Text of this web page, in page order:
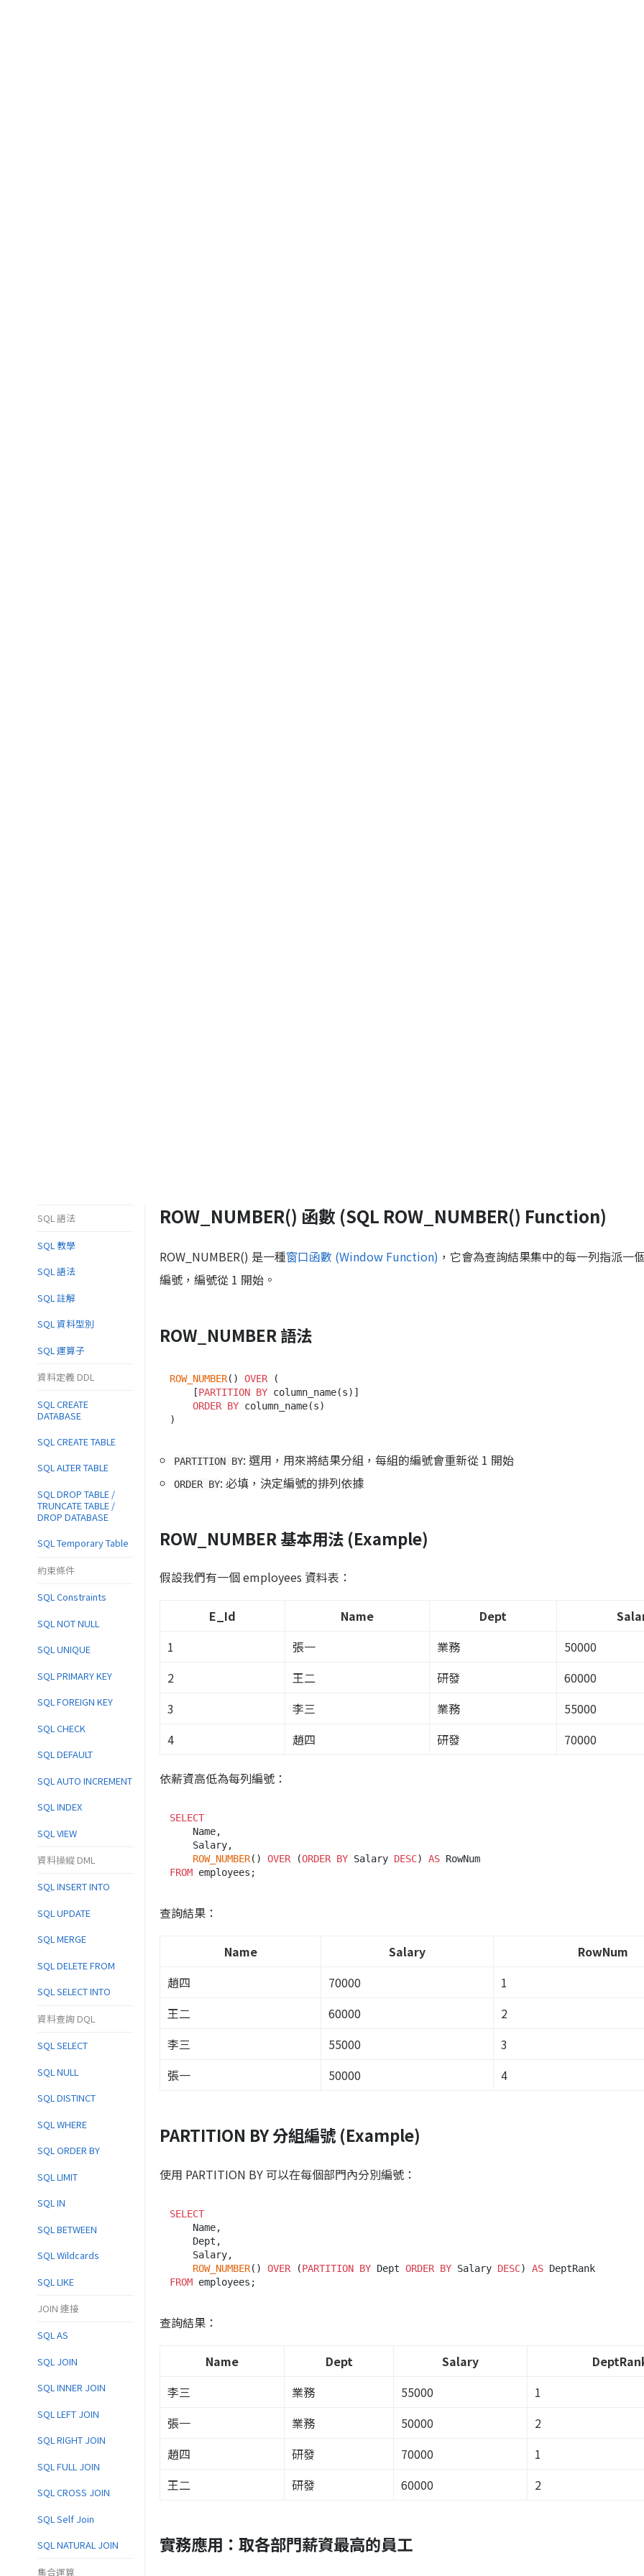
ROW_NUMBER() 函數 (SQL ROW_NUMBER() Function)
ROW_NUMBER() 是一種窗口函數 (Window Function) ，它會為查詢結果集中的每一列指派一
編號，編號從 1 開始。
ROW_NUMBER 語法
ROW_NUMBER() OVER (
    [
PARTITION BY column_name(s)]
ORDER BY column_name(s)
PARTITION BY: 選用，用來將結果分組，每組的編號會重新從 1 開始
ORDER BY: 必填，決定編號的排列依據
ROW_NUMBER 基本用法 (Example)
假設我們有一個 employees 資料表：
E_Id Name Dept
1
張一 業務
50000
2
王二 研發
60000
3
李三 業務
55000
4
趙四 研發 70000
依薪資高低為每列編號：
SELECT
ROW_NUMBER() OVER (ORDER BY Salary DESC) AS
FROM
查詢結果：
Name Salary
RowNum
趙四
70000
1
王二
60000
2
李三
55000
3
張一
50000 4
PARTITION BY 分組編號 (Example)
使用 PARTITION BY 可以在每個部門內分別編號：
SELECT
ROW_NUMBER() OVER (PARTITION BY Dept ORDER BY Salary DESC) AS
FROM
查詢結果：
Name Dept Salary
李三
業務 55000
1
張一
業務 50000
2
趙四
研發 70000
1
王二
研發 60000 2
實務應用：取各部門薪資最高的員工
SQL 語法
SQL 教學
SQL 語法
SQL 註解
SQL 資料型別
SQL 運算子
資料定義 DDL
SQL CREATE
DATABASE
SQL CREATE TABLE
SQL ALTER TABLE
SQL DROP TABLE /
TRUNCATE TABLE /
DROP DATABASE
SQL Temporary Table
約束條件
SQL Constraints
SQL NOT NULL
SQL UNIQUE
SQL PRIMARY KEY
SQL FOREIGN KEY
SQL CHECK
SQL DEFAULT
SQL AUTO INCREMENT
SQL INDEX
SQL VIEW
資料操縱 DML
SQL INSERT INTO
SQL UPDATE
SQL MERGE
SQL DELETE FROM
SQL SELECT INTO
資料查詢 DQL
SQL SELECT
SQL NULL
SQL DISTINCT
SQL WHERE
SQL ORDER BY
SQL LIMIT
SQL IN
SQL BETWEEN
SQL Wildcards
SQL LIKE
JOIN 連接
SQL AS
SQL JOIN
SQL INNER JOIN
SQL LEFT JOIN
SQL RIGHT JOIN
SQL FULL JOIN
SQL CROSS JOIN
SQL Self Join
SQL NATURAL JOIN
集合運算